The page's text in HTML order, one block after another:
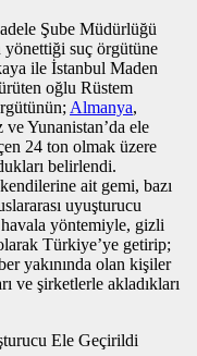
Şube Müdürlüğü
suç örgütüne
ile İstanbul Maden
oğlu Rüstem
Almanya,
Yunanistan’da ele
24 ton olmak üzere
belirlendi.
ait gemi, bazı
uyuşturucu
yöntemiyle, gizli
Türkiye’ye getirip;
yakınında olan kişiler
ve şirketlerle akladıkları